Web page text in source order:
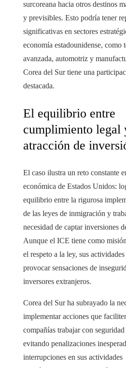
surcoreana hacia otros destinos
y previsibles. Esto podría tener
significativas en sectores
economía estadounidense, como
avanzada, automotriz y
Corea del Sur tiene una
destacada.
El equilibrio entre
cumplimiento legal
atracción de
El caso ilustra un reto constante
económica de Estados Unidos:
equilibrio entre la rigurosa
de las leyes de inmigración y
necesidad de captar inversiones
Aunque el ICE tiene como
el respeto a la ley, sus actividades
provocar sensaciones de
inversores extranjeros.
Corea del Sur ha subrayado la
implementar acciones que
compañías trabajar con
evitando penalizaciones
interrupciones en sus actividades